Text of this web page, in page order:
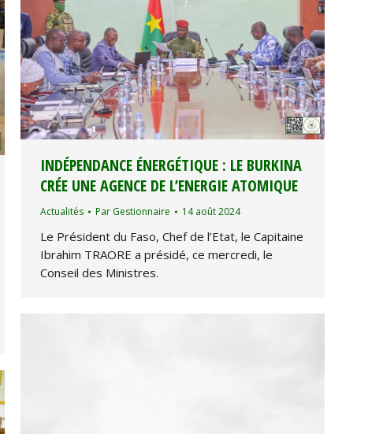
INDÉPENDANCE ÉNERGÉTIQUE : LE BURKINA
CRÉE UNE AGENCE DE L’ENERGIE ATOMIQUE
Actualités Par Gestionnaire 14 août 2024
Le Président du Faso, Chef de l’Etat, le Capitaine
Ibrahim TRAORE a présidé, ce mercredi, le
Conseil des Ministres.